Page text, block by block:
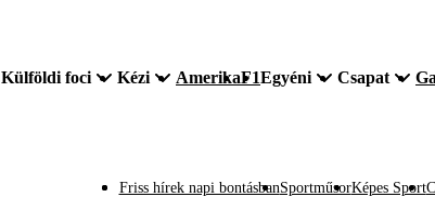
Külföldi foci Kézi AmerikaF1Egyéni Csapat
Friss hírek napi bontásbanSportműsorKépes Sport